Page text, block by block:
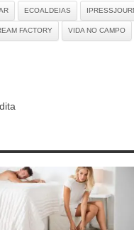
ECOALDEIAS
FACTORY VIDA NO CAMPO